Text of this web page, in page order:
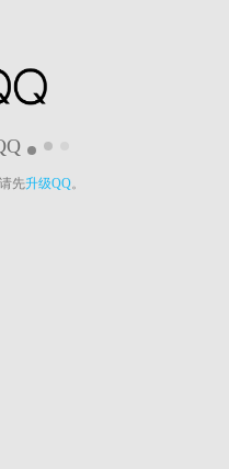
先升级QQ。